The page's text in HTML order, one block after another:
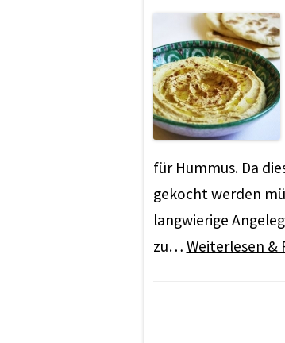
für Hummus. Da
gekocht werden
langwierige
zu… Weiterlesen &